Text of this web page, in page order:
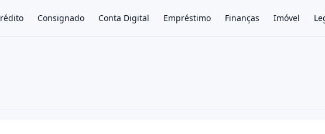
Consignado Conta Digital Empréstimo Finanças Imóvel